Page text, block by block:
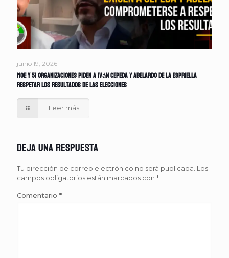
junio 19, 2026
MOE y 51 organizaciones piden a Iván Cepeda y Abelardo de la Espriella
respetar los resultados de las elecciones
Leer más
Deja una respuesta
Tu dirección de correo electrónico no será publicada. Los
campos obligatorios están marcados con *
Comentario *